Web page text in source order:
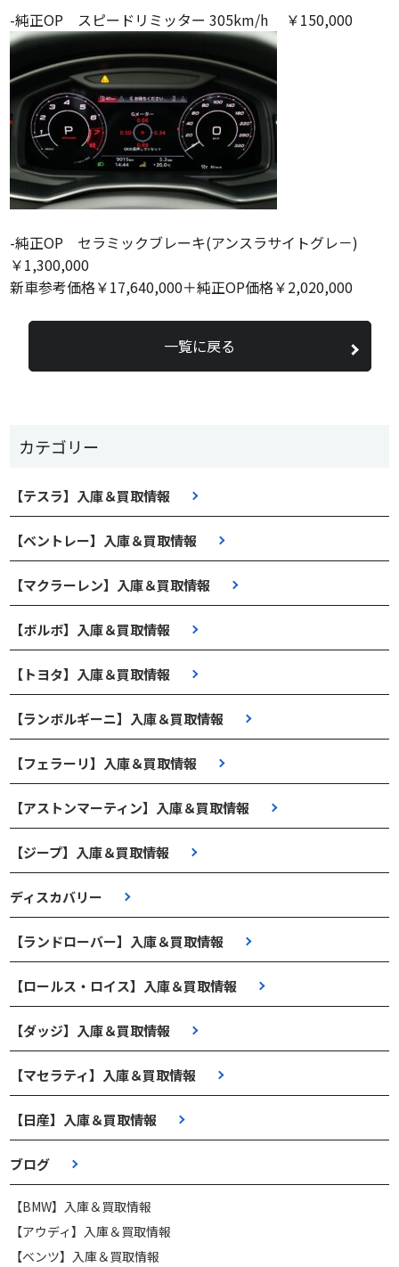
カテゴリー
【テスラ】入庫＆買取情報
【ベントレー】入庫＆買取情報
【マクラーレン】入庫＆買取情報
【ボルボ】入庫＆買取情報
【トヨタ】入庫＆買取情報
【ランボルギーニ】入庫＆買取情報
【フェラーリ】入庫＆買取情報
【アストンマーティン】入庫＆買取情報
【ジープ】入庫＆買取情報
ディスカバリー
【ランドローバー】入庫＆買取情報
【ロールス・ロイス】入庫＆買取情報
【ダッジ】入庫＆買取情報
【マセラティ】入庫＆買取情報
【日産】入庫＆買取情報
ブログ
【BMW】入庫＆買取情報
【アウディ】入庫＆買取情報
【ベンツ】入庫＆買取情報
-純正OP スピードリミッター 305km/h ￥150,000
-純正OP セラミックブレーキ(アンスラサイトグレ－)
￥1,300,000
新車参考価格￥17,640,000＋純正OP価格￥2,020,000
一覧に戻る